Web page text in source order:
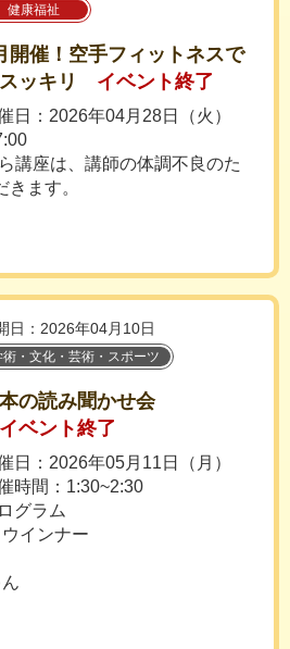
健康福祉
開催！空手フィットネスで
ッキリ
イベント終了
日：2026年04月28日（火）
講座は、講師の体調不良のた
ます。
日：2026年04月10日
術・文化・芸術・スポーツ
の読み聞かせ会
イベント終了
日：2026年05月11日（月）
時間：1:30~2:30
グラム
インナー